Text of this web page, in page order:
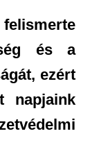
felismerte
és a
ezért
napjaink